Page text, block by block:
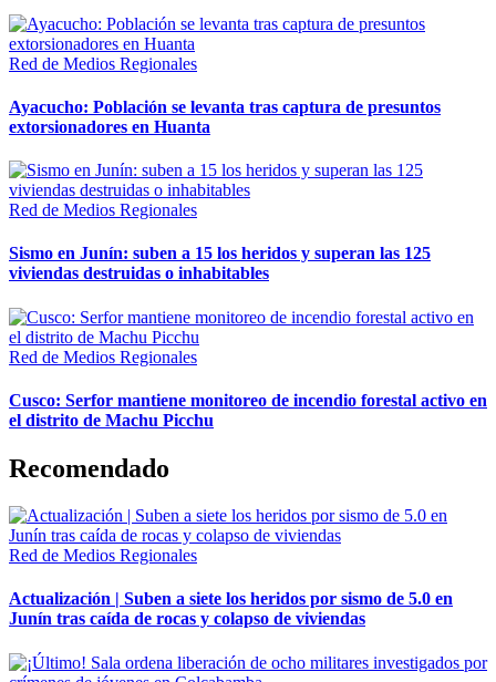
Red de Medios Regionales
Ayacucho: Población se levanta tras captura de presuntos
extorsionadores en Huanta
Red de Medios Regionales
Sismo en Junín: suben a 15 los heridos y superan las 125
viviendas destruidas o inhabitables
Red de Medios Regionales
Cusco: Serfor mantiene monitoreo de incendio forestal activo en
el distrito de Machu Picchu
Recomendado
Red de Medios Regionales
Actualización | Suben a siete los heridos por sismo de 5.0 en
Junín tras caída de rocas y colapso de viviendas